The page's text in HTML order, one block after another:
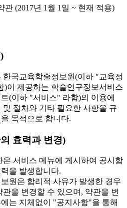
(2017년 1월 1일 ~ 현재 적용)
한국교육학술정보원(이하 "교육정
)이 제공하는 학술연구정보서비스
(이하 "서비스" 라함)의 이용에
및 절차와 기타 필요한 사항을 규
목적으로 합니다.
효력과 변경)
서비스 메뉴에 게시하여 공시함
을 발생합니다.
원은 합리적 사유가 발생한 경우
관을 변경할 수 있으며, 약관을 변
는 지체없이 "공지사항"을 통해